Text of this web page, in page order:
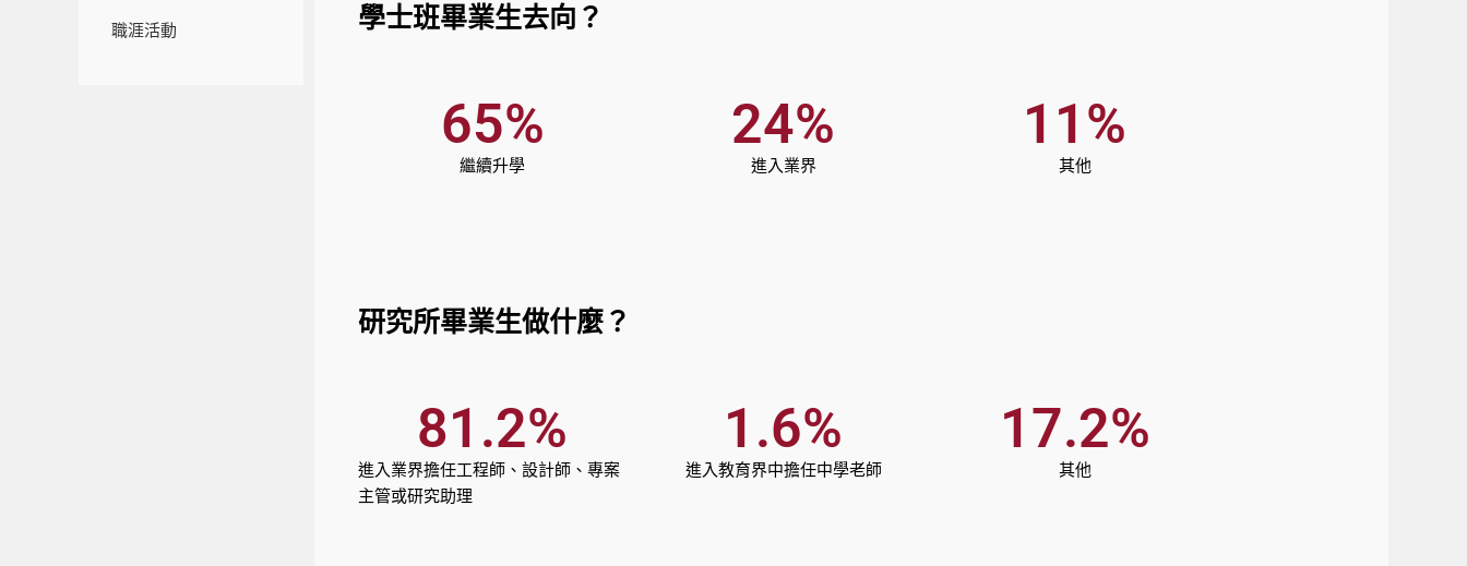
職涯活動 學士班畢業生去向？
繼續升學
65%
進入業界
24%
其他
11%
研究所畢業生做什麼？
進入業界擔任工程師、設計師、專案
主管或研究助理
81.2%
進入教育界中擔任中學老師
1.6%
其他
17.2%